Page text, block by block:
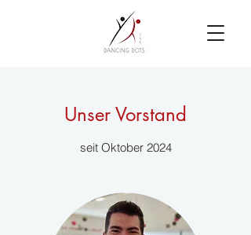
Unser Vorstand
seit Oktober 2024